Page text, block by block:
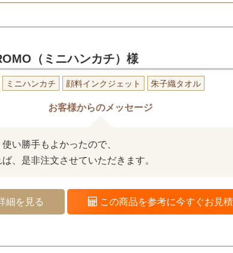
（ミニハンカチ）様
ミニハンカチ 顔料インクジェット 朱子織タオル
お客様からのメッセージ
い勝手もよかったので、
、是非注文させていただきます。
細を見る この商品を参考に今すぐお見積